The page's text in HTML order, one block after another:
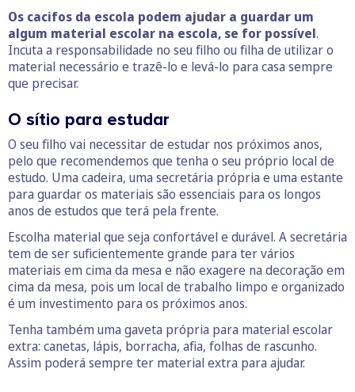
Os cacifos da escola podem ajudar a guardar um
algum material escolar na escola, se for possível.
Incuta a responsabilidade no seu filho ou filha de utilizar o
material necessário e trazê-lo e levá-lo para casa sempre
que precisar.
O sítio para estudar
O seu filho vai necessitar de estudar nos próximos anos,
pelo que recomendemos que tenha o seu próprio local de
estudo. Uma cadeira, uma secretária própria e uma estante
para guardar os materiais são essenciais para os longos
anos de estudos que terá pela frente.
Escolha material que seja confortável e durável. A secretária
tem de ser suficientemente grande para ter vários
materiais em cima da mesa e não exagere na decoração em
cima da mesa, pois um local de trabalho limpo e organizado
é um investimento para os próximos anos.
Tenha também uma gaveta própria para material escolar
extra: canetas, lápis, borracha, afia, folhas de rascunho.
Assim poderá sempre ter material extra para ajudar.